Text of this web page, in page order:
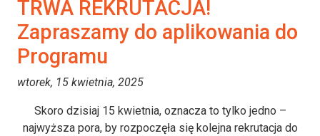
TRWA REKRUTACJA!
Zapraszamy do aplikowania do
Programu
wtorek, 15 kwietnia, 2025
Skoro dzisiaj 15 kwietnia, oznacza to tylko jedno –
najwyższa pora, by rozpoczęła się kolejna rekrutacja do